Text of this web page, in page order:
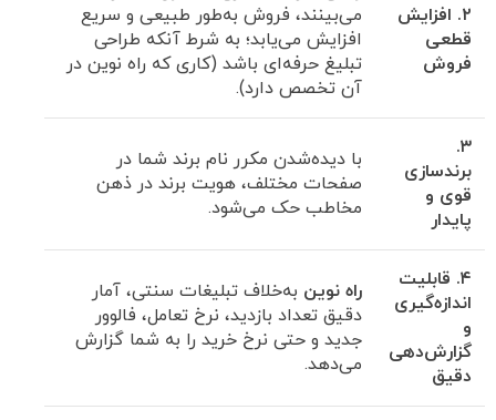
۲. افزایش
قطعی
فروش
می‌بینند، فروش به‌طور طبیعی و سریع
افزایش می‌یابد؛ به شرط آنکه طراحی
تبلیغ حرفه‌ای باشد (کاری که راه نوین در
آن تخصص دارد).
۳.
برندسازی
قوی و
پایدار
با دیده‌شدن مکرر نام برند شما در
صفحات مختلف، هویت برند در ذهن
مخاطب حک می‌شود.
۴. قابلیت
اندازه‌گیری
و
گزارش‌دهی
دقیق
راه نوین به‌خلاف تبلیغات سنتی، آمار
دقیق تعداد بازدید، نرخ تعامل، فالوور
جدید و حتی نرخ خرید را به شما گزارش
می‌دهد.